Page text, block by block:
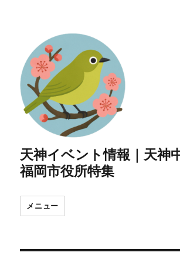
天神イベント情報｜天神
福岡市役所特集
メニュー